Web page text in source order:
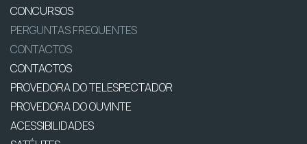
CONCURSOS
PERGUNTAS FREQUENTES
CONTACTOS
CONTACTOS
PROVEDORA DO TELESPECTADOR
PROVEDORA DO OUVINTE
ACESSIBILIDADES